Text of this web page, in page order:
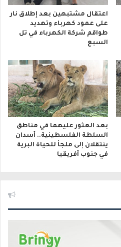
اعتقال مشتبهين بعد إطلاق نار
على عمود كهرباء وتهديد
طواقم شركة الكهرباء في تل
السبع
بعد العثور عليهما في مناطق
السلطة الفلسطينية.. أسدان
ينتقلان إلى ملجأ للحياة البرية
في جنوب أفريقيا